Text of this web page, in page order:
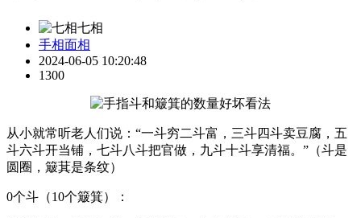
七相
手相面相
2024-06-05 10:20:48
1300
从小就常听老人们说：“一斗穷二斗富，三斗四斗卖豆腐，五
斗六斗开当铺，七斗八斗把官做，九斗十斗享清福。”（斗是
圆圈，簸萁是条纹）
0个斗（10个簸箕）：